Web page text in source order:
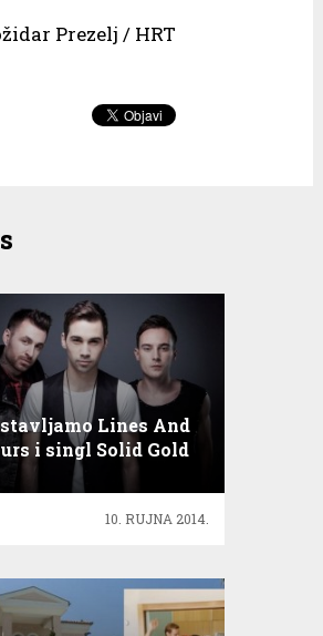
Prezelj / HRT
Lines And
i singl Solid Gold
10. RUJNA 2014.